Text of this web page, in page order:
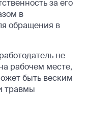
за его
в
обращения в
не
рабочем месте,
быть веским
травмы